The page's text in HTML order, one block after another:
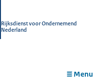
Rijksdienst voor Ondernemend
Nederland
Menu